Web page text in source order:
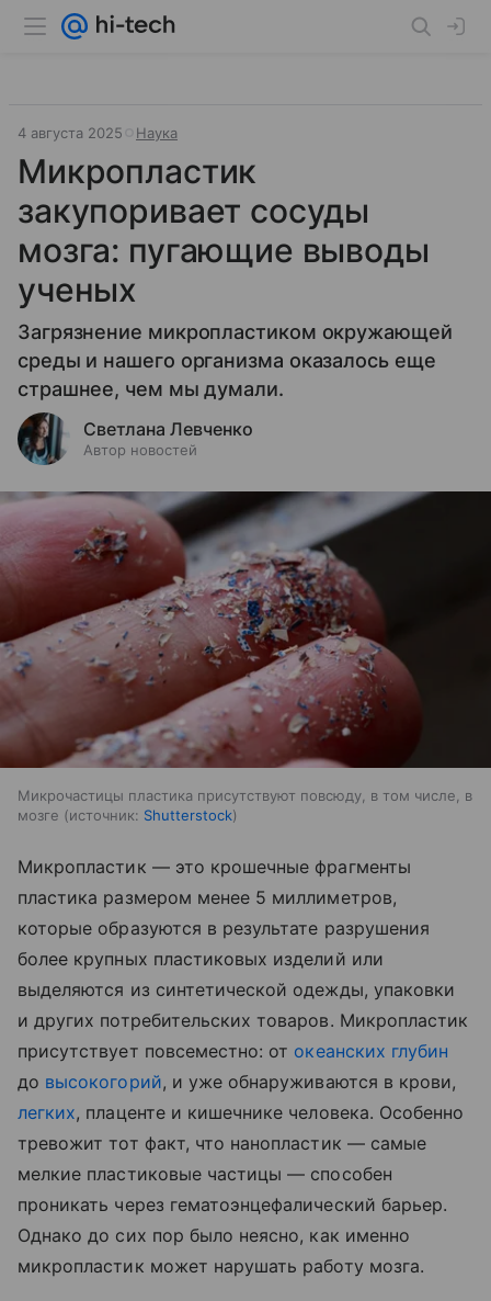
4 августа 2025 Наука
Микропластик
закупоривает сосуды
мозга: пугающие выводы
ученых
Загрязнение микропластиком окружающей
среды и нашего организма оказалось еще
страшнее, чем мы думали.
Светлана Левченко
Автор новостей
Микрочастицы пластика присутствуют повсюду, в том числе, в
мозге
источник: Shutterstock
Микропластик — это крошечные фрагменты
пластика размером менее 5 миллиметров,
которые образуются в результате разрушения
более крупных пластиковых изделий или
выделяются из синтетической одежды, упаковки
и других потребительских товаров. Микропластик
присутствует повсеместно: от океанских глубин
до высокогорий, и уже обнаруживаются в крови,
легких, плаценте и кишечнике человека. Особенно
тревожит тот факт, что нанопластик — самые
мелкие пластиковые частицы — способен
проникать через гематоэнцефалический барьер.
Однако до сих пор было неясно, как именно
микропластик может нарушать работу мозга.